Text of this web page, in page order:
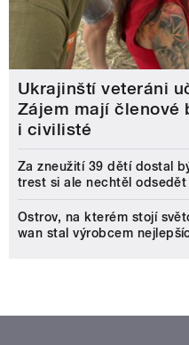
Ukrajinští veteráni
Zájem mají členové
i civilisté
Za zneužití 39 dětí dostal
trest si ale nechtěl odsedět
Ostrov, na kterém stojí
wan stal výrobcem